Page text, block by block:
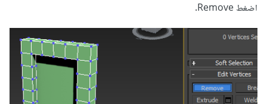
اضغط Remove.